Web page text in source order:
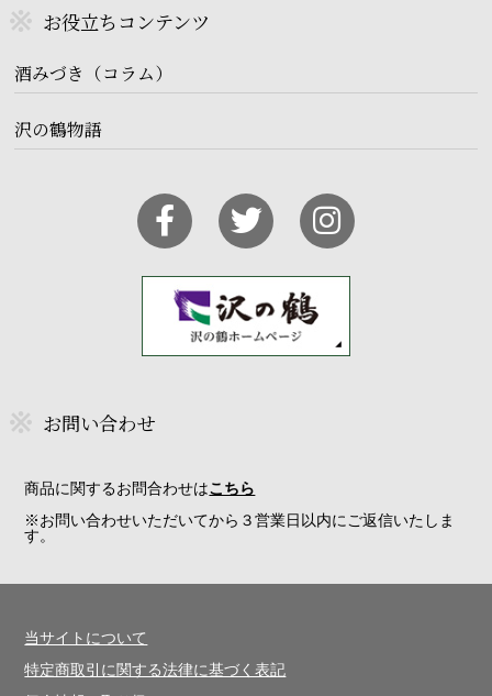
お役立ちコンテンツ
酒みづき（コラム）
沢の鶴物語
お問い合わせ
商品に関するお問合わせはこちら
※お問い合わせいただいてから３営業日以内にご返信いたしま
す。
当サイトについて
特定商取引に関する法律に基づく表記